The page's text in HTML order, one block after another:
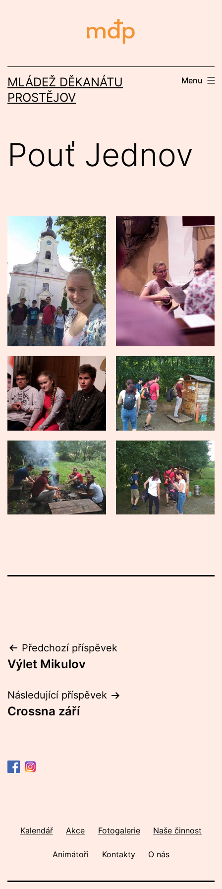
MLÁDEŽ DĚKANÁTU
PROSTĚJOV
Menu
Pouť Jednov
Navigace
pro
příspěvek
Předchozí příspěvek
Výlet Mikulov
Následující příspěvek
Crossna září
Kalendář Akce Fotogalerie Naše činnost
Animátoři Kontakty O nás